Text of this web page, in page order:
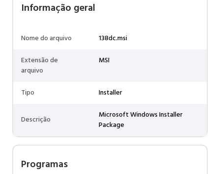
Informação geral
Nome do arquivo
138dc.msi
Extensão de
arquivo
MSI
Tipo Installer
Descrição
Microsoft Windows Installer
Package
Programas